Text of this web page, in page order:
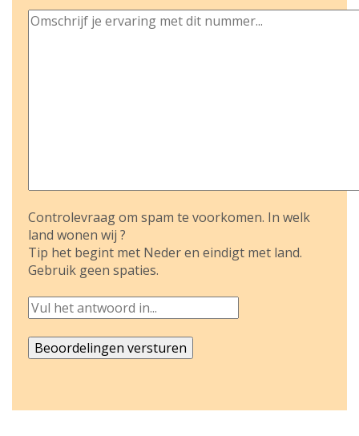
Controlevraag om spam te voorkomen. In welk
land wonen wij ?
Tip het begint met Neder en eindigt met land.
Gebruik geen spaties.